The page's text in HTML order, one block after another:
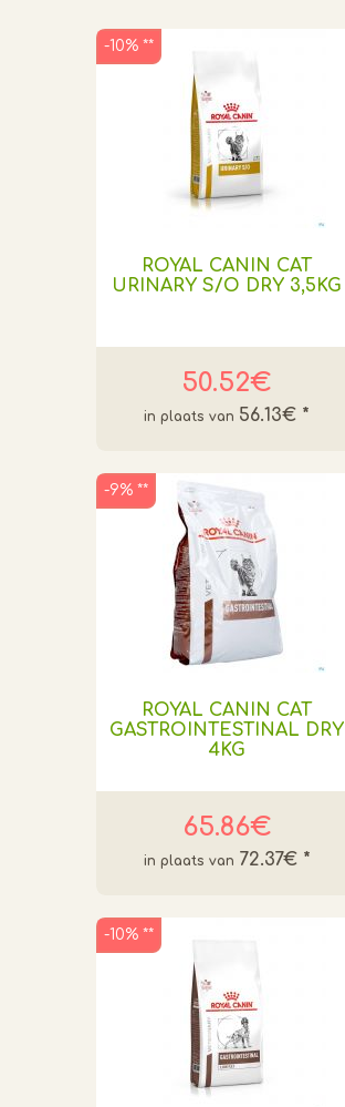
ROYAL CANIN CAT
URINARY S/O DRY 3,5KG
50.52€
56.13€ *
-10% **
ROYAL CANIN CAT
GASTROINTESTINAL DRY
4KG
65.86€
72.37€ *
-9% **
-10% **